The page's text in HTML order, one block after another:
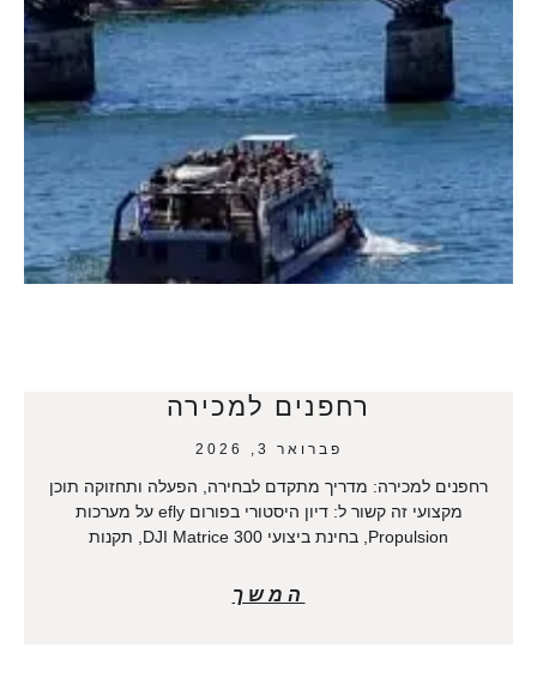
רחפנים למכירה
פברואר 3, 2026
רחפנים למכירה: מדריך מתקדם לבחירה, הפעלה ותחזוקה תוכן
מקצועי זה קשור ל: דיון היסטורי בפורום efly על מערכות
Propulsion, בחינת ביצועי DJI Matrice 300, תקנות
המשך